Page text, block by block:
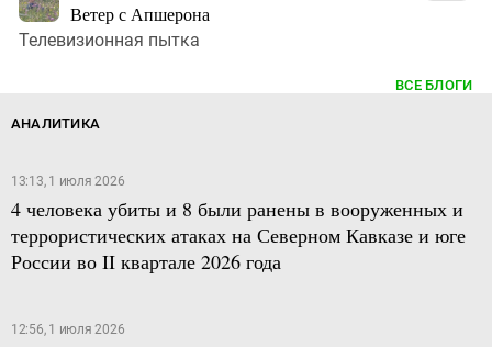
Ветер с Апшерона
Телевизионная пытка
ВСЕ БЛОГИ
АНАЛИТИКА
13:13, 1 июля 2026
4 человека убиты и 8 были ранены в вооруженных и
террористических атаках на Северном Кавказе и юге
России во II квартале 2026 года
12:56, 1 июля 2026